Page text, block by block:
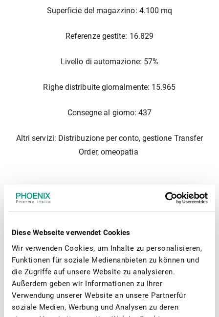
Diese Webseite verwendet Cookies
Wir verwenden Cookies, um Inhalte zu personalisieren,
Funktionen für soziale Medienanbieten zu können und
die Zugriffe auf unsere Website zu analysieren.
Außerdem geben wir Informationen zu Ihrer
Verwendung unserer Website an unsere Partnerfür
soziale Medien, Werbung und Analysen zu deren
Superficie del magazzino: 4.100 mq
Referenze gestite: 16.829
Livello di automazione: 57%
Righe distribuite giornalmente: 15.965
Consegne al giorno: 437
Altri servizi: Distribuzione per conto, gestione Transfer
Order, omeopatia
Sabato: 08:30 - 23:00
Domenica: 20:30 - 21:15